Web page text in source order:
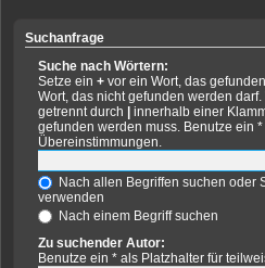
Suchanfrage
Suche nach Wörtern:
Setze ein + vor ein Wort, das
Wort, das nicht gefunden werden
getrennt durch | innerhalb einer
gefunden werden muss. Benutze ein
Übereinstimmungen.
Nach allen Begriffen suchen oder
verwenden
Nach einem Begriff suchen
Zu suchender Autor:
Benutze ein * als Platzhalter für